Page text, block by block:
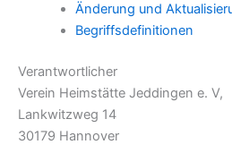
Änderung und
Begriffsdefinitionen
Verantwortlicher
Verein Heimstätte Jeddingen e. V,
Lankwitzweg 14
30179 Hannover